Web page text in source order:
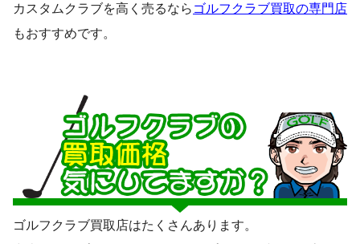
カスタムクラブを高く売るなら ゴルフクラブ買取の専門店
もおすすめです。
ゴルフクラブ買取店はたくさんあります。